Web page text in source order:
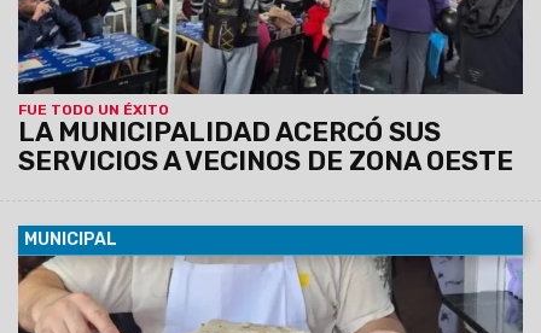
FUE TODO UN ÉXITO
LA MUNICIPALIDAD ACERCÓ SUS
SERVICIOS A VECINOS DE ZONA OESTE
MUNICIPAL
08/08/2026
Empanadas, tamales, humitas, locro, pizzas,
milanesas, minutas y muchas otras especialidades forman
parte de una amplia oferta de comidas caseras que invita a